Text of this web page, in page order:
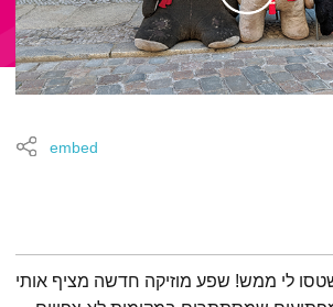
embed
לי ממש! שפע מוזיקה חדשה מציף אותי